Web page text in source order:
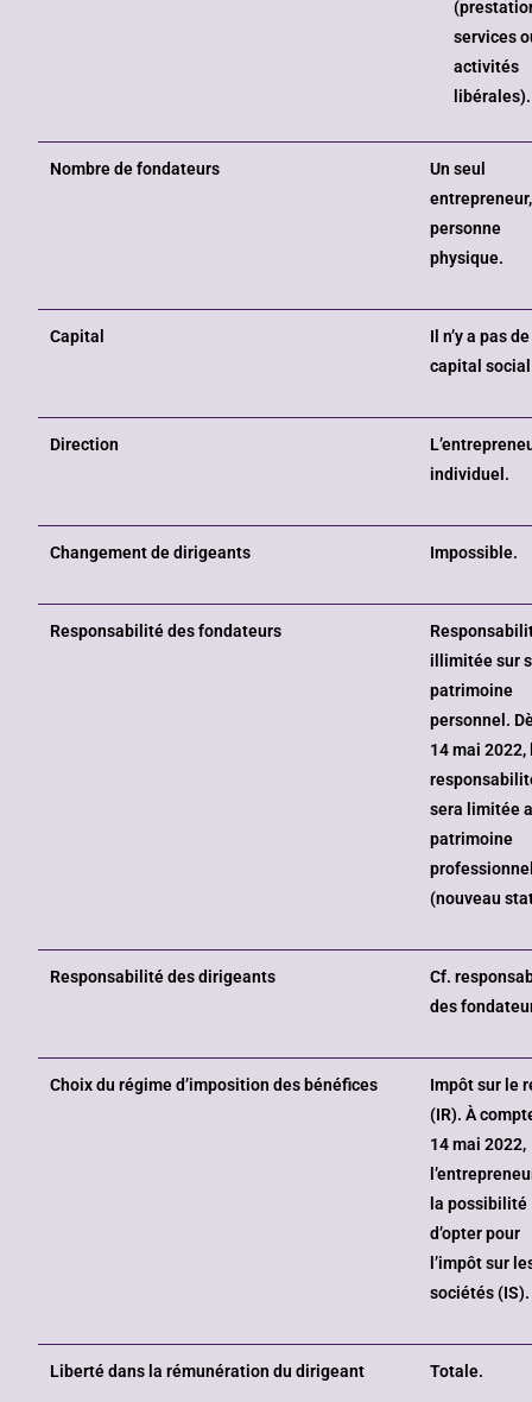
services
activités
libérales).
Nombre de fondateurs
Un seul
entrepreneur,
personne
physique.
Capital
Il n’y a pas de
capital
Direction
individuel.
Changement de dirigeants Impossible.
Responsabilité des fondateurs
illimitée sur
patrimoine
personnel.
14 mai 2022,
sera limitée
patrimoine
(nouveau
Responsabilité des dirigeants
Cf.
des
Choix du régime d’imposition des bénéfices
Impôt sur le
(IR). À
14 mai 2022,
la possibilité
d’opter pour
l’impôt sur
sociétés (IS).
Liberté dans la rémunération du dirigeant Totale.